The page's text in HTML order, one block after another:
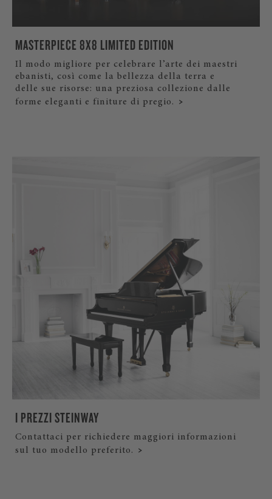
MASTERPIECE 8X8 LIMITED EDITION
Il modo migliore per celebrare l’arte dei maestri
ebanisti, così come la bellezza della terra e
delle sue risorse: una preziosa collezione dalle
forme eleganti e finiture di pregio.
I PREZZI STEINWAY
Contattaci per richiedere maggiori informazioni
sul tuo modello preferito.